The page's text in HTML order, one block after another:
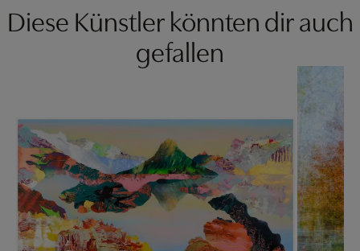
Diese Künstler könnten dir auch
gefallen